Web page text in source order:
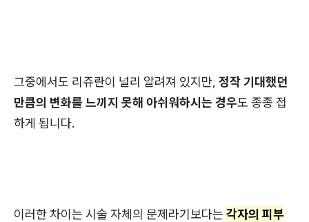
그중에서도 리쥬란이 널리 알려져 있지만, 정작 기대했던
만큼의 변화를 느끼지 못해 아쉬워하시는 경우도 종종 접
하게 됩니다.
이러한 차이는 시술 자체의 문제라기보다는 각자의 피부